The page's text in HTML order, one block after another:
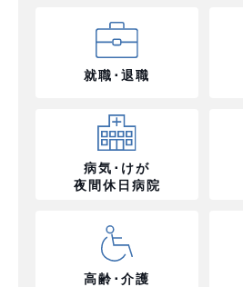
就職･退職
病気･けが
夜間休日病院
高齢･介護